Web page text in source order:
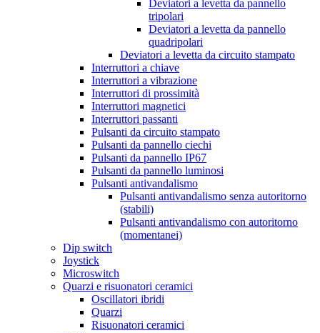
Deviatori a levetta da pannello
tripolari
Deviatori a levetta da pannello
quadripolari
Deviatori a levetta da circuito stampato
Interruttori a chiave
Interruttori a vibrazione
Interruttori di prossimità
Interruttori magnetici
Interruttori passanti
Pulsanti da circuito stampato
Pulsanti da pannello ciechi
Pulsanti da pannello IP67
Pulsanti da pannello luminosi
Pulsanti antivandalismo
Pulsanti antivandalismo senza autoritorno
(stabili)
Pulsanti antivandalismo con autoritorno
(momentanei)
Dip switch
Joystick
Microswitch
Quarzi e risuonatori ceramici
Oscillatori ibridi
Quarzi
Risuonatori ceramici